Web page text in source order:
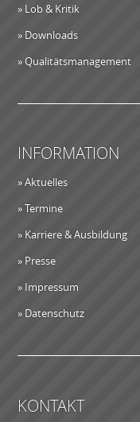
» Lob & Kritik
» Downloads
» Qualitätsmanagement
INFORMATION
» Aktuelles
» Termine
» Karriere & Ausbildung
» Presse
» Impressum
» Datenschutz
KONTAKT